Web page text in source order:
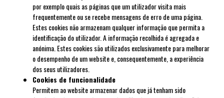
por exemplo quais as páginas que um utilizador visita mais
frequentemente ou se recebe mensagens de erro de uma página.
Estes cookies não armazenam qualquer informação que permita a
identificação do utilizador. A informação recolhida é agregada e
anónima. Estes cookies são utilizados exclusivamente para melhorar
o desempenho de um website e, consequentemente, a experiência
dos seus utilizadores.
Cookies de funcionalidade
Permitem ao website armazenar dados que já tenham sido